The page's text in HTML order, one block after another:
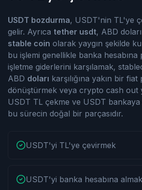
USDT bozdurma, USDT'nin TL'ye
gelir. Ayrıca tether usdt, ABD
stable coin olarak yaygın şekilde
bu işlemi genellikle banka hesabına
işletme giderlerini karşılamak,
ABD doları karşılığına yakın bir fiat
dönüştürmek veya crypto cash out
USDT TL çekme ve USDT
bu sürecin doğal bir parçasıdır.
USDT'yi TL'ye çevirmek
USDT'yi banka hesabına almak